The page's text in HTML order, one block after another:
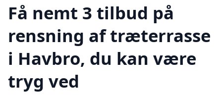
Få nemt 3 tilbud på
rensning af træterrasse
i Havbro, du kan være
tryg ved